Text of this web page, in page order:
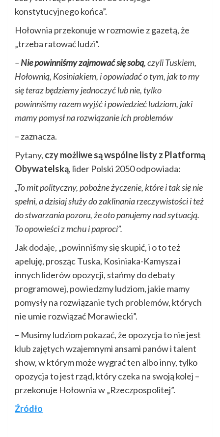
konstytucyjnego końca”.
Hołownia przekonuje w rozmowie z gazetą, że
„trzeba ratować ludzi”.
– Nie powinniśmy zajmować się sobą, czyli Tuskiem,
Hołownią, Kosiniakiem, i opowiadać o tym, jak to my
się teraz będziemy jednoczyć lub nie, tylko
powinniśmy razem wyjść i powiedzieć ludziom, jaki
mamy pomysł na rozwiązanie ich problemów
– zaznacza.
Pytany, czy możliwe są wspólne listy z Platformą
Obywatelską, lider Polski 2050 odpowiada:
„To mit polityczny, pobożne życzenie, które i tak się nie
spełni, a dzisiaj służy do zaklinania rzeczywistości i też
do stwarzania pozoru, że oto panujemy nad sytuacją.
To opowieści z mchu i paproci”.
Jak dodaje, „powinniśmy się skupić, i o to też
apeluję, prosząc Tuska, Kosiniaka-Kamysza i
innych liderów opozycji, stańmy do debaty
programowej, powiedzmy ludziom, jakie mamy
pomysły na rozwiązanie tych problemów, których
nie umie rozwiązać Morawiecki”.
– Musimy ludziom pokazać, że opozycja to nie jest
klub zajętych wzajemnymi ansami panów i talent
show, w którym może wygrać ten albo inny, tylko
opozycja to jest rząd, który czeka na swoją kolej –
przekonuje Hołownia w „Rzeczpospolitej”.
Źródło